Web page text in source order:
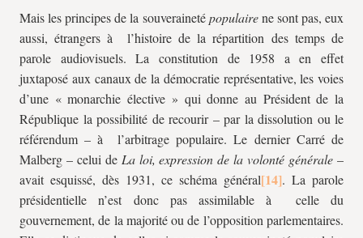
Mais les principes de la souverainetépopulairene sont pas, eux
aussi, étrangers à l’histoire de la répartition des temps de
parole audiovisuels. La constitution de 1958 a en effet
juxtaposé aux canaux de la démocratie représentative, les voies
d’une « monarchie élective » qui donne au Président de la
République la possibilité de recourir – par la dissolution ou le
référendum – à l’arbitrage populaire. Le dernier Carré de
Malberg – celui de La loi, expression de la volonté générale –
avait esquissé, dès 1931, ce schéma général
. La parole
présidentielle n’est donc pas assimilable à celle du
gouvernement, de la majorité ou de l’opposition parlementaires.